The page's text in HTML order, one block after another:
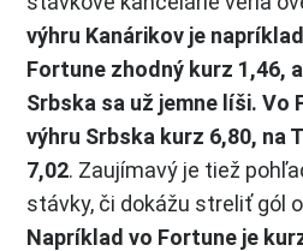
výhru Kanárikov je
Fortune zhodný kurz 1,46,
Srbska sa už jemne líši. Vo
výhru Srbska kurz 6,80, na
7,02. Zaujímavý je tiež
stávky, či dokážu streliť gól
Napríklad vo Fortune je